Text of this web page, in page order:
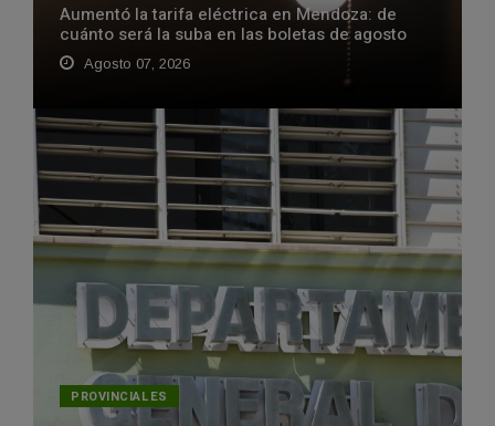
Aumentó la tarifa eléctrica en Mendoza: de
cuánto será la suba en las boletas de agosto
Agosto 07, 2026
PROVINCIALES